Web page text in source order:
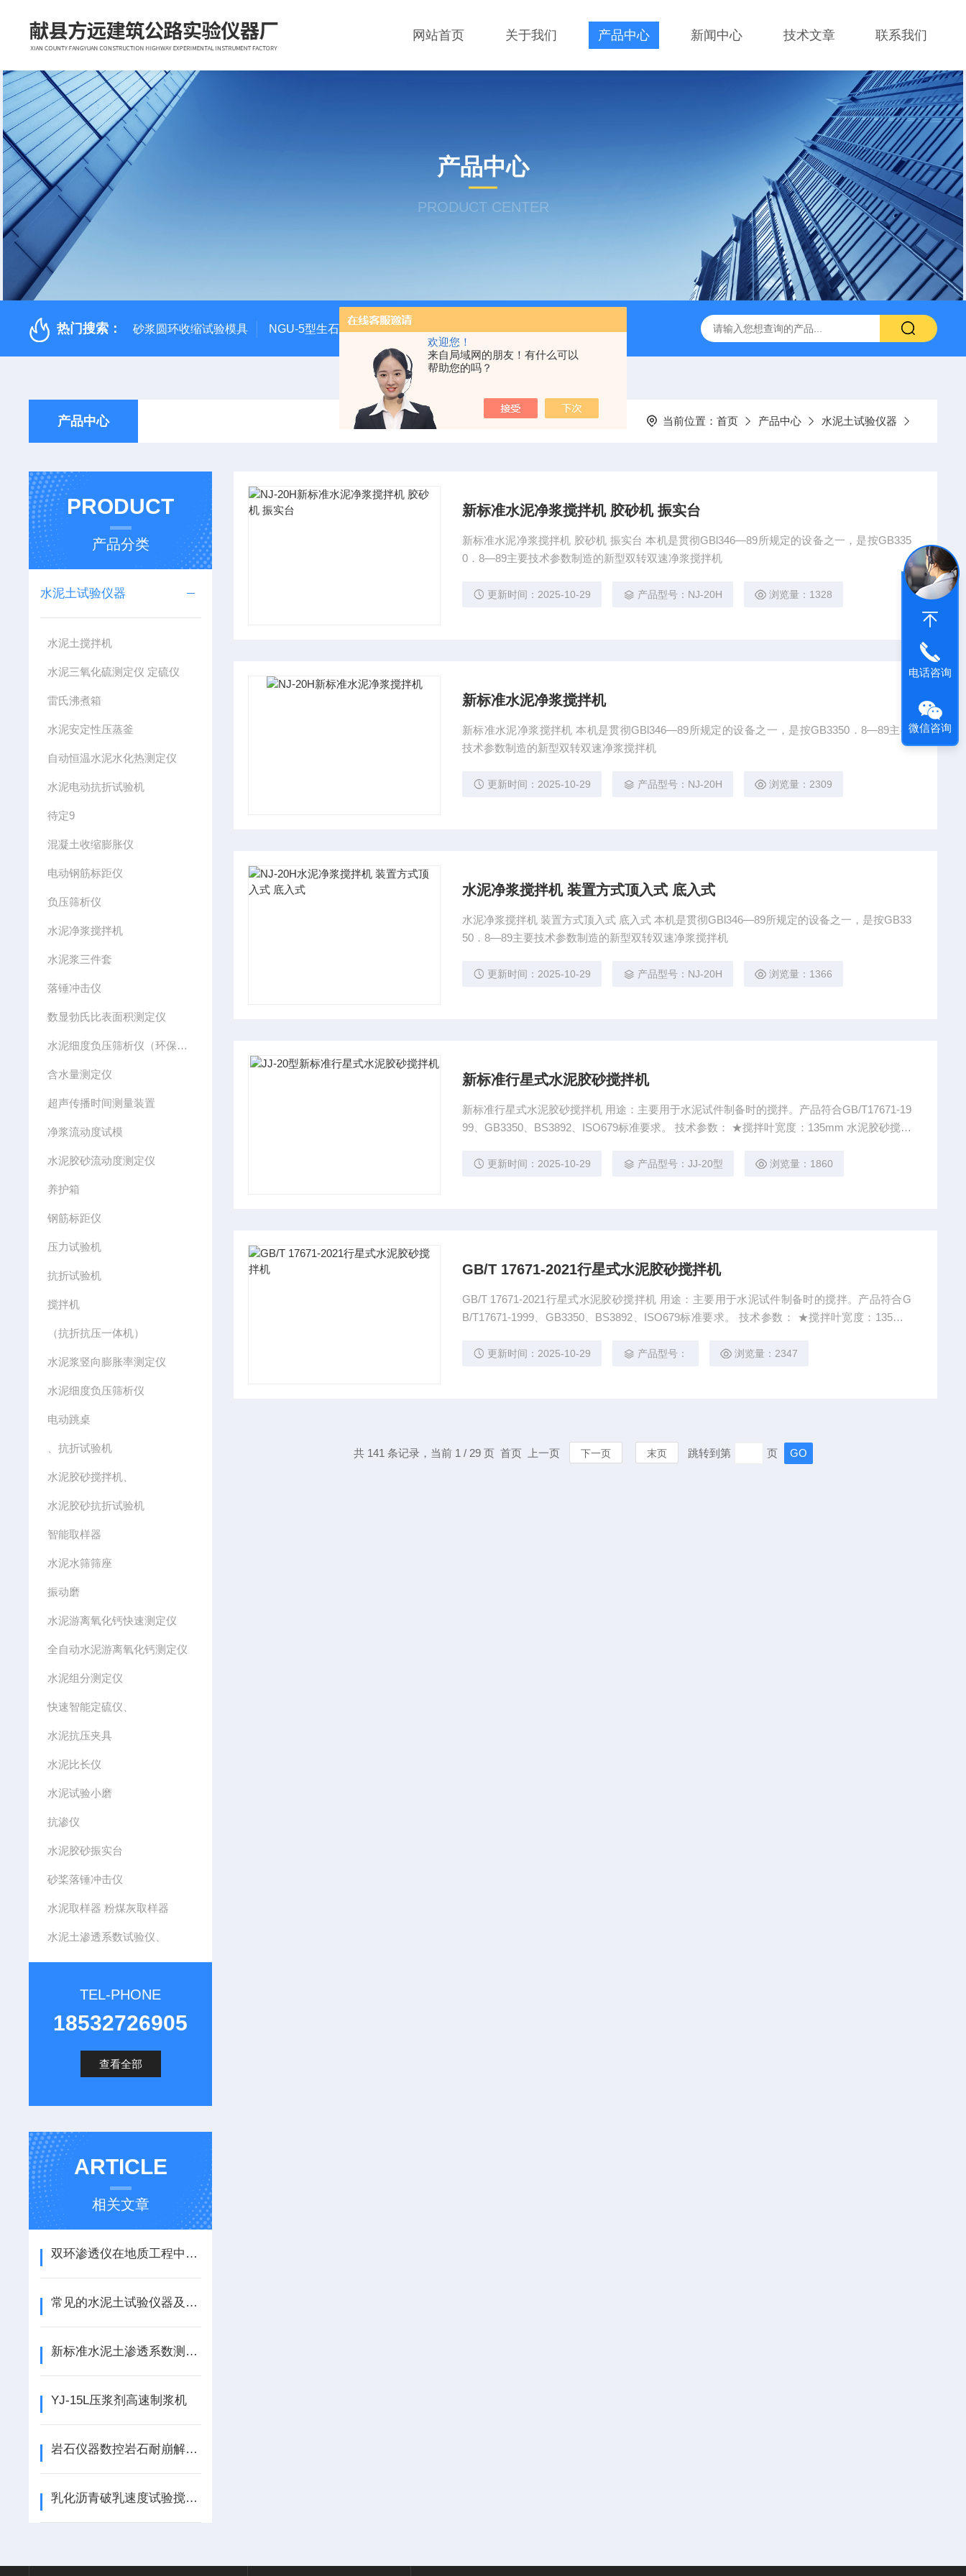
欢迎您！
来自局域网的朋友！有什么可以
帮助您的吗？
网站首页 关于我们 产品中心 新闻中心 技术文章 联系我们
产品中心
PRODUCT CENTER
热门搜索： 砂浆圆环收缩试验模具 NGU-5型生石灰消化器（保温带盖消化器） *GB/T 50080-2016标准普通混凝土泌水率试验容量筒试验方法 生石灰浆渣测定仪
产品中心 当前位置： 首页 产品中心 水泥土试验仪器
PRODUCT
产品分类
水泥土试验仪器
水泥土搅拌机
水泥三氧化硫测定仪 定硫仪
雷氏沸煮箱
水泥安定性压蒸釜
自动恒温水泥水化热测定仪
水泥电动抗折试验机
待定9
混凝土收缩膨胀仪
电动钢筋标距仪
负压筛析仪
水泥净浆搅拌机
水泥浆三件套
落锤冲击仪
数显勃氏比表面积测定仪
水泥细度负压筛析仪（环保型）
含水量测定仪
超声传播时间测量装置
净浆流动度试模
水泥胶砂流动度测定仪
养护箱
钢筋标距仪
压力试验机
抗折试验机
搅拌机
（抗折抗压一体机）
水泥浆竖向膨胀率测定仪
水泥细度负压筛析仪
电动跳桌
、抗折试验机
水泥胶砂搅拌机、
水泥胶砂抗折试验机
智能取样器
水泥水筛筛座
振动磨
水泥游离氧化钙快速测定仪
全自动水泥游离氧化钙测定仪
水泥组分测定仪
快速智能定硫仪、
水泥抗压夹具
水泥比长仪
水泥试验小磨
抗渗仪
水泥胶砂振实台
砂桨落锤冲击仪
水泥取样器 粉煤灰取样器
水泥土渗透系数试验仪、
TEL-PHONE
18532726905
查看全部
ARTICLE
相关文章
双环渗透仪在地质工程中的重要性
常见的水泥土试验仪器及其主要用途
新标准水泥土渗透系数测定仪
YJ-15L压浆剂高速制浆机
岩石仪器数控岩石耐崩解试验仪构造原理
乳化沥青破乳速度试验搅拌机LPR-2型
新标准水泥净浆搅拌机 胶砂机 振实台
新标准水泥净浆搅拌机 胶砂机 振实台 本机是贯彻GBl346―89所规定的设备之一，是按GB335
0．8―89主要技术参数制造的新型双转双速净浆搅拌机
更新时间：2025-10-29 产品型号：NJ-20H 浏览量：1328
新标准水泥净浆搅拌机
新标准水泥净浆搅拌机 本机是贯彻GBl346―89所规定的设备之一，是按GB3350．8―89主要
技术参数制造的新型双转双速净浆搅拌机
更新时间：2025-10-29 产品型号：NJ-20H 浏览量：2309
水泥净浆搅拌机 装置方式顶入式 底入式
水泥净浆搅拌机 装置方式顶入式 底入式 本机是贯彻GBl346―89所规定的设备之一，是按GB33
50．8―89主要技术参数制造的新型双转双速净浆搅拌机
更新时间：2025-10-29 产品型号：NJ-20H 浏览量：1366
新标准行星式水泥胶砂搅拌机
新标准行星式水泥胶砂搅拌机 用途：主要用于水泥试件制备时的搅拌。产品符合GB/T17671-19
99、GB3350、BS3892、ISO679标准要求。 技术参数： ★搅拌叶宽度：135mm 水泥胶砂搅拌
更新时间：2025-10-29 产品型号：JJ-20型 浏览量：1860
GB/T 17671-2021行星式水泥胶砂搅拌机
GB/T 17671-2021行星式水泥胶砂搅拌机 用途：主要用于水泥试件制备时的搅拌。产品符合G
B/T17671-1999、GB3350、BS3892、ISO679标准要求。 技术参数： ★搅拌叶宽度：135mm
更新时间：2025-10-29 产品型号： 浏览量：2347
共 141 条记录，当前 1 / 29 页 首页 上一页 下一页 末页 跳转到第 页
电话咨询
微信咨询